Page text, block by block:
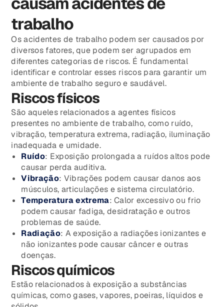
trabalho
Os acidentes de trabalho podem ser causados por
diversos fatores, que podem ser agrupados em
diferentes categorias de riscos. É fundamental
identificar e controlar esses riscos para garantir um
ambiente de trabalho seguro e saudável.
Riscos físicos
São aqueles relacionados a agentes físicos
presentes no ambiente de trabalho, como ruído,
vibração, temperatura extrema, radiação, iluminação
inadequada e umidade.
Ruído: Exposição prolongada a ruídos altos pode
causar perda auditiva.
Vibração: Vibrações podem causar danos aos
músculos, articulações e sistema circulatório.
Temperatura extrema: Calor excessivo ou frio
podem causar fadiga, desidratação e outros
problemas de saúde.
Radiação: A exposição a radiações ionizantes e
não ionizantes pode causar câncer e outras
doenças.
Riscos químicos
Estão relacionados à exposição a substâncias
químicas, como gases, vapores, poeiras, líquidos e